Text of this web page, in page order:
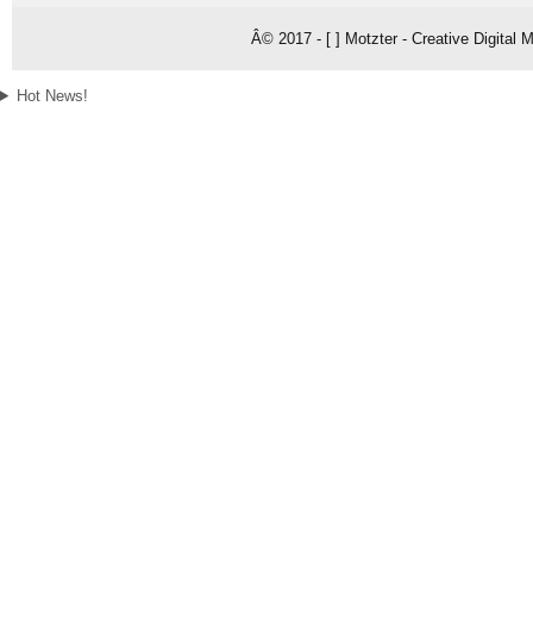
Â© 2017 - [ ] Motzter - Creative Digital
Hot News!